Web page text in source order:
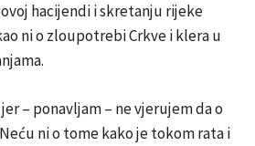
hacijendi i skretanju rijeke
ni o zloupotrebi Crkve i klera u
– ponavljam – ne vjerujem da o
ni o tome kako je tokom rata i